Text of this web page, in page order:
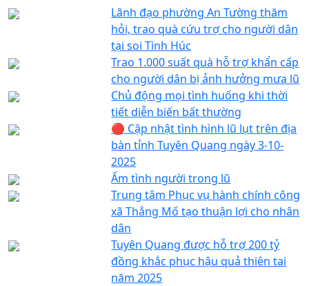
Lãnh đạo phường An Tường thăm
hỏi, trao quà cứu trợ cho người dân
tại soi Tình Húc
Trao 1.000 suất quà hỗ trợ khẩn cấp
cho người dân bị ảnh hưởng mưa lũ
Chủ động mọi tình huống khi thời
tiết diễn biến bất thường
🔴 Cập nhật tình hình lũ lụt trên địa
bàn tỉnh Tuyên Quang ngày 3-10-
2025
Ấm tình người trong lũ
Trung tâm Phục vụ hành chính công
xã Thắng Mố tạo thuận lợi cho nhân
dân
Tuyên Quang được hỗ trợ 200 tỷ
đồng khắc phục hậu quả thiên tai
năm 2025